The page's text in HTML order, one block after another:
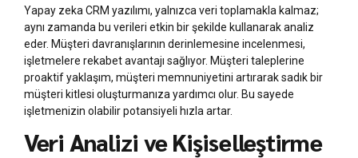
Yapay zeka CRM yazılımı, yalnızca veri toplamakla kalmaz;
aynı zamanda bu verileri etkin bir şekilde kullanarak analiz
eder. Müşteri davranışlarının derinlemesine incelenmesi,
işletmelere rekabet avantajı sağlıyor. Müşteri taleplerine
proaktif yaklaşım, müşteri memnuniyetini artırarak sadık bir
müşteri kitlesi oluşturmanıza yardımcı olur. Bu sayede
işletmenizin olabilir potansiyeli hızla artar.
Veri Analizi ve Kişiselleştirme